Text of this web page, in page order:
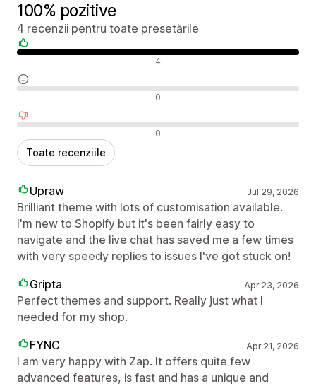
100% pozitive
4 recenzii pentru toate presetările
4
0
0
Toate recenziile
Upraw Jul 29, 2026
Brilliant theme with lots of customisation available.
I'm new to Shopify but it's been fairly easy to
navigate and the live chat has saved me a few times
with very speedy replies to issues I've got stuck on!
Gripta
Apr 23, 2026
Perfect themes and support. Really just what I
needed for my shop.
FYNC
Apr 21, 2026
I am very happy with Zap. It offers quite few
advanced features, is fast and has a unique and